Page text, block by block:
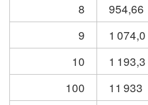
8
954,66
9
1 074,0
10
1 193,3
100
11 933